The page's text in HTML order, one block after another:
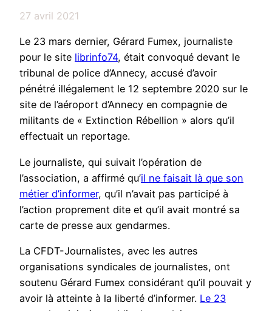
27 avril 2021
Le 23 mars dernier, Gérard Fumex, journaliste
pour le site librinfo74, était convoqué devant le
tribunal de police d’Annecy, accusé d’avoir
pénétré illégalement le 12 septembre 2020 sur le
site de l’aéroport d’Annecy en compagnie de
militants de « Extinction Rébellion » alors qu’il
effectuait un reportage.
Le journaliste, qui suivait l’opération de
l’association, a affirmé qu’il ne faisait là que son
métier d’informer, qu’il n’avait pas participé à
l’action proprement dite et qu’il avait montré sa
carte de presse aux gendarmes.
La CFDT-Journalistes, avec les autres
organisations syndicales de journalistes, ont
soutenu Gérard Fumex considérant qu’il pouvait y
avoir là atteinte à la liberté d’informer. Le 23